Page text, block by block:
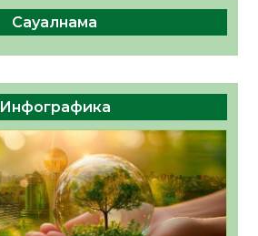
Сауалнама
Инфографика